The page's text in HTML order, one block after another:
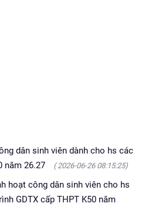
dân sinh viên dành cho hs các
năm 26.27
( 2026-06-26 08:15:25)
hoạt công dân sinh viên cho hs
GDTX cấp THPT K50 năm